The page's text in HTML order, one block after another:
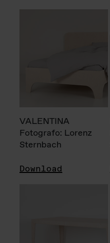
VALENTINA
Fotografo: Lorenz
Sternbach
Download